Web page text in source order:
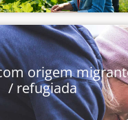
origem
/ refugiada